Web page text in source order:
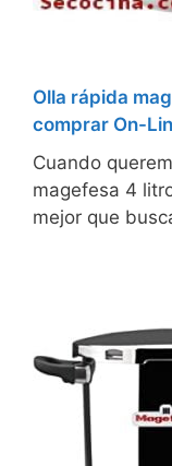
Olla rápida
comprar On-
Cuando
magefesa 4
mejor que